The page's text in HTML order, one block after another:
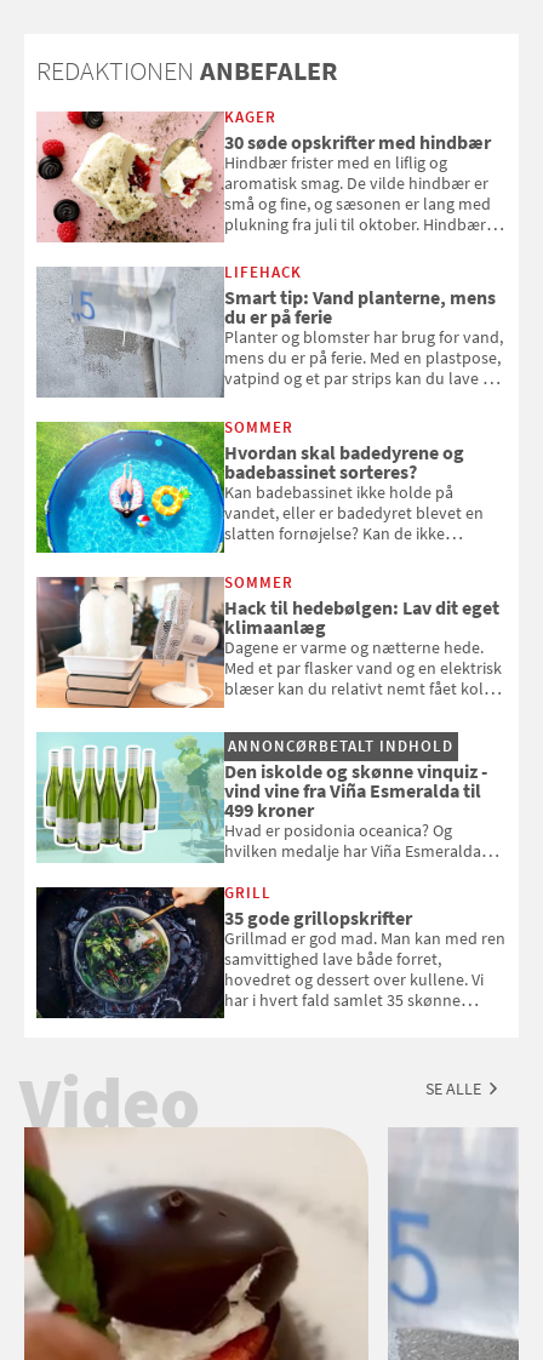
REDAKTIONEN ANBEFALER
KAGER
30 søde opskrifter med hindbær
Hindbær frister med en liflig og
aromatisk smag. De vilde hindbær er
små og fine, og sæsonen er lang med
plukning fra juli til oktober. Hindbær
kan bruge dine hindbær i alt fra
bagværk og salater til is og syltning.
LIFEHACK
Smart tip: Vand planterne, mens
du er på ferie
Planter og blomster har brug for vand,
mens du er på ferie. Med en plastpose,
vatpind og et par strips kan du lave dit
at bede naboen om at vande eller
komme hjem til døde planter
SOMMER
Hvordan skal badedyrene og
badebassinet sorteres?
Kan badebassinet ikke holde på
vandet, eller er badedyret blevet en
slatten fornøjelse? Kan de ikke
opmærksom, når du smider
badebassinet eller et badedyr ud
SOMMER
Hack til hedebølgen: Lav dit eget
klimaanlæg
Dagene er varme og nætterne hede.
Med et par flasker vand og en elektrisk
blæser kan du relativt nemt fået koldt
og se, hvordan du gør
ANNONCØRBETALT INDHOLD
Den iskolde og skønne vinquiz -
vind vine fra Viña Esmeralda til
499 kroner
Hvad er posidonia oceanica? Og
hvilken medalje har Viña Esmeralda
med i Samvirkes skønne vinquiz, hvor
du kan vinde 6 flasker vin fra Viña
Esmeralda. Konkurrencen slutter 1.
september 2026.
GRILL
35 gode grillopskrifter
Grillmad er god mad. Man kan med ren
samvittighed lave både forret,
hovedret og dessert over kullene. Vi
har i hvert fald samlet 35 skønne
Video SE ALLE